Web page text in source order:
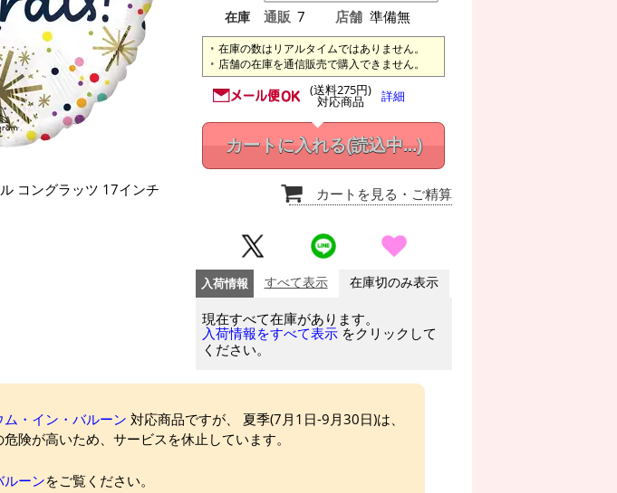
コングラッツ 17インチ
在庫
通販 7 店舗 準備無
在庫の数はリアルタイムではありません。
店舗の在庫を通信販売で購入できません。
(送料275円)
対応商品 詳細
カートに入れる(読込中...)
カートを見る ・ご精算
入荷情報 すべて表示 在庫切のみ表示
現在すべて在庫があります。
入荷情報をすべて表示 をクリックして
ください。
ム・イン・バルーン 対応商品ですが、 夏季(7月1日-9月30日)は、
険が高いため、サービスを休止しています。
ルーンをご覧ください。